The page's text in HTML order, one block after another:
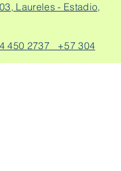
Laureles - Estadio,
450 2737 +57 304